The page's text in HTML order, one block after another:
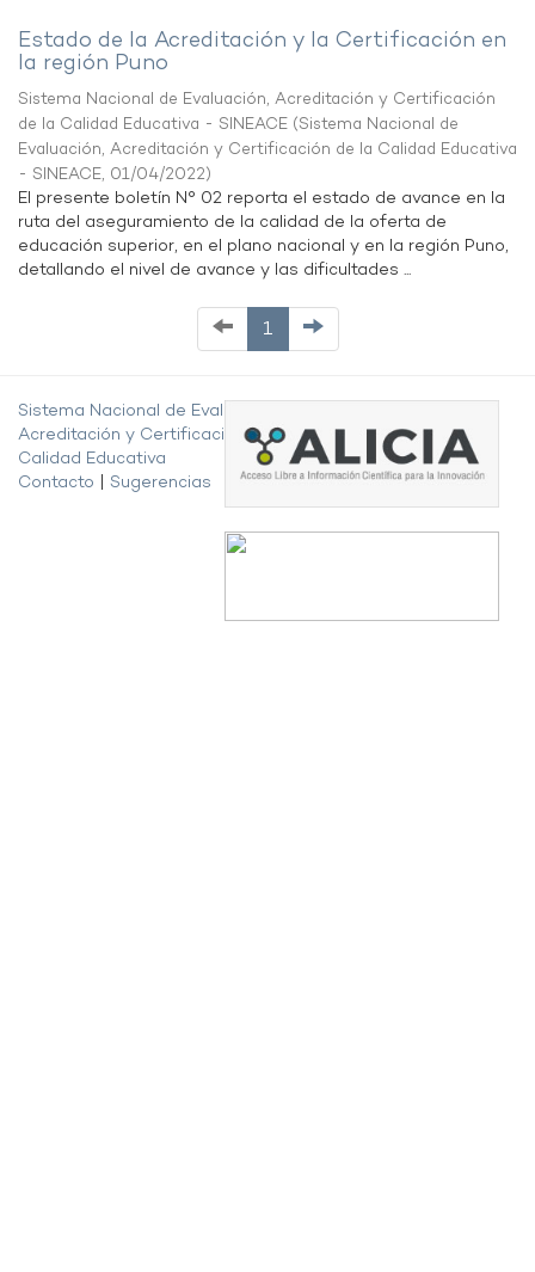
Estado de la Acreditación y la Certificación en
la región Puno
Sistema Nacional de Evaluación, Acreditación y Certificación
de la Calidad Educativa - SINEACE (Sistema Nacional de
Evaluación, Acreditación y Certificación de la Calidad Educativa
- SINEACE, 01/04/2022)
El presente boletín N° 02 reporta el estado de avance en la
ruta del aseguramiento de la calidad de la oferta de
educación superior, en el plano nacional y en la región Puno,
detallando el nivel de avance y las dificultades ...
1
Sistema Nacional de Evaluación,
Acreditación y Certificación de la
Calidad Educativa
Contacto
Sugerencias